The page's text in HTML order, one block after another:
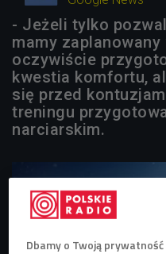
- Jeżeli tylko
mamy
oczywiście
kwestia komfortu,
się przed
treningu
narciarskim.
Dbamy o Twoją prywatność